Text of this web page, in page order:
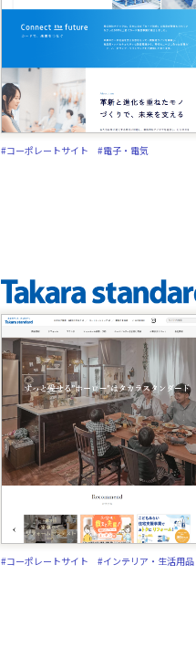
#コーポレートサイト #電子・電気
#コーポレートサイト #インテリア・生活用品